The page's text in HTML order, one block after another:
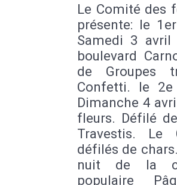
Le Comité des
présente: le
Samedi 3
boulevard
de Groupes
Confetti. le 2e
Dimanche 4
fleurs. Défilé
Travestis. Le
défilés de
nuit de la
populaire